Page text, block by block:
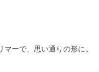
マーで、思い通りの形に。